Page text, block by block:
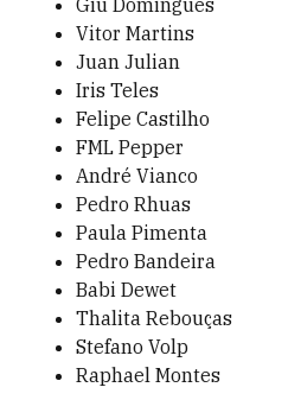
Giu Domingues
Vitor Martins
Juan Julian
Iris Teles
Felipe Castilho
FML Pepper
André Vianco
Pedro Rhuas
Paula Pimenta
Pedro Bandeira
Babi Dewet
Thalita Rebouças
Stefano Volp
Raphael Montes